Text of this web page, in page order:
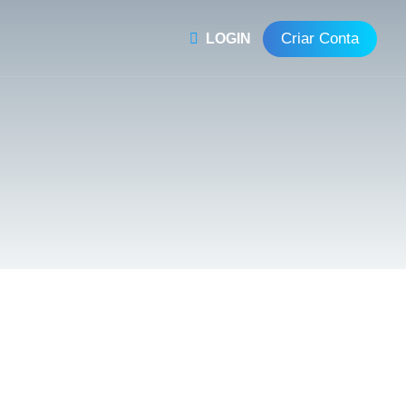
LOGIN Criar Conta